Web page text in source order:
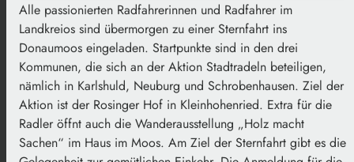
Alle passionierten Radfahrerinnen und Radfahrer im
Landkreios sind übermorgen zu einer Sternfahrt ins
Donaumoos eingeladen. Startpunkte sind in den drei
Kommunen, die sich an der Aktion Stadtradeln beteiligen,
nämlich in Karlshuld, Neuburg und Schrobenhausen. Ziel der
Aktion ist der Rosinger Hof in Kleinhohenried. Extra für die
Radler öffnt auch die Wanderausstellung „Holz macht
Sachen“ im Haus im Moos. Am Ziel der Sternfahrt gibt es die